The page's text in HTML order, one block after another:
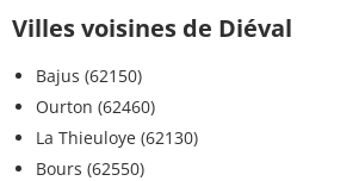
Villes voisines de Diéval
Bajus (62150)
Ourton (62460)
La Thieuloye (62130)
Bours (62550)